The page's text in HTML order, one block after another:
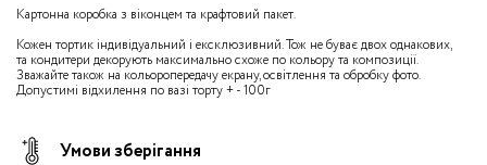
Картонна коробка з віконцем та крафтовий пакет.
Кожен тортик індивідуальний і ексклюзивний. Тож не буває двох однакових,
та кондитери декорують максимально схоже по кольору та композиції.
Зважайте також на кольоропередачу екрану, освітлення та обробку фото.
Допустимі відхилення по вазі торту + - 100г
Умови зберігання